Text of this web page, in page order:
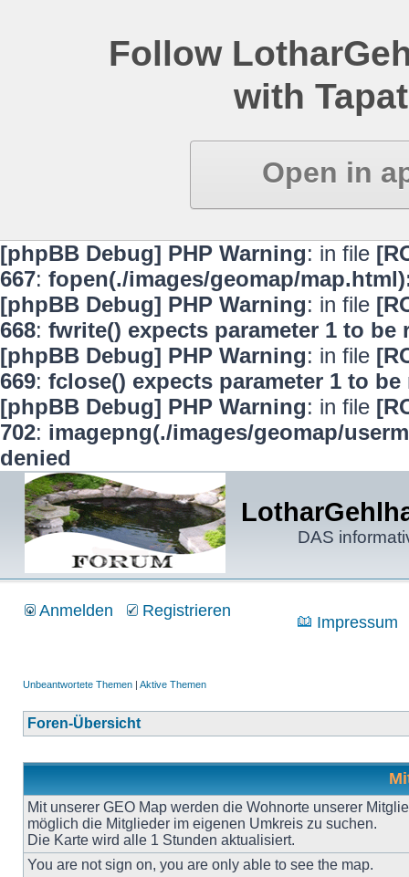
Follow
with
Open in
[phpBB Debug] PHP Warning: in file
667: fopen(./images/geomap/
[phpBB Debug] PHP Warning: in file
668: fwrite() expects parameter 1 to
[phpBB Debug] PHP Warning: in file
669: fclose() expects parameter 1 to
[phpBB Debug] PHP Warning: in file
702: imagepng(./images/geomap/
denied
DAS
Anmelden Registrieren
Impressum
Unbeantwortete Themen | Aktive Themen
Foren-Übersicht
Mit unserer GEO Map werden die Wohnorte unserer
möglich die Mitglieder im eigenen Umkreis zu suchen.
Die Karte wird alle 1 Stunden aktualisiert.
You are not sign on, you are only able to see the map.